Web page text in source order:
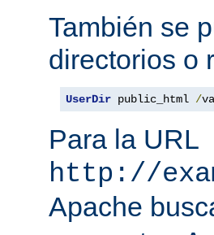
También se
directorios o
UserDir public_html /
Para la URL
http://
Apache